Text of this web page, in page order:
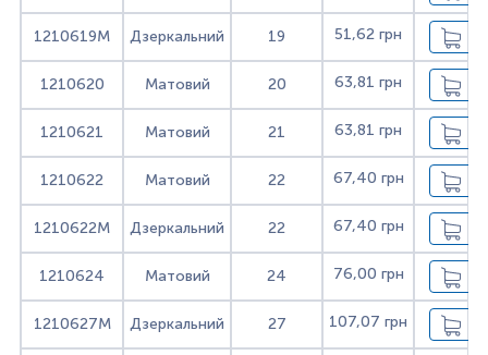
1210619M Дзеркальний 19 51,62 грн
1210620 Матовий 20 63,81 грн
1210621 Матовий 21 63,81 грн
1210622 Матовий 22 67,40 грн
1210622M Дзеркальний 22 67,40 грн
1210624 Матовий 24 76,00 грн
1210627M Дзеркальний 27 107,07 грн